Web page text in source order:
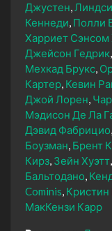
Джустен
Кеннеди Полли
Харриет Сэнсом
Джейсон Гедрик
Мехкад Брукс
Картер Кевин
Джой Лорен
Мэдисон Де Ла
Дэвид Фабрицио
Боузман Брент
Кирз Зейн Хуэтт
Бальтодано
Cominis Кристин
МакКензи Карр